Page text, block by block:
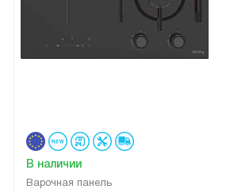
Варочная панель
В наличии